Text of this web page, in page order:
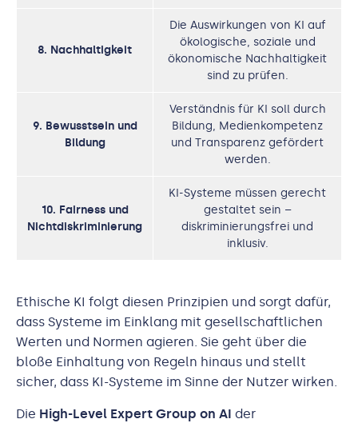
8. Nachhaltigkeit
Die Auswirkungen von KI auf
ökologische, soziale und
ökonomische Nachhaltigkeit
sind zu prüfen.
9. Bewusstsein und
Bildung
Verständnis für KI soll durch
Bildung, Medienkompetenz
und Transparenz gefördert
werden.
10. Fairness und
Nichtdiskriminierung
KI-Systeme müssen gerecht
gestaltet sein –
diskriminierungsfrei und
inklusiv.
Ethische KI folgt diesen Prinzipien und sorgt dafür,
dass Systeme im Einklang mit gesellschaftlichen
Werten und Normen agieren. Sie geht über die
bloße Einhaltung von Regeln hinaus und stellt
sicher, dass KI-Systeme im Sinne der Nutzer wirken.
Die High-Level Expert Group on AI der